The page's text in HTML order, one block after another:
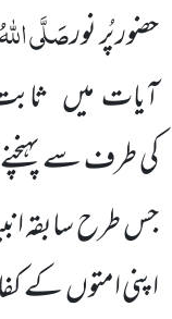
حضور پُر نورصَلَّی
آیات میں
کیطرف سے
جس طرح سابقہ
اپنی امتوںکے